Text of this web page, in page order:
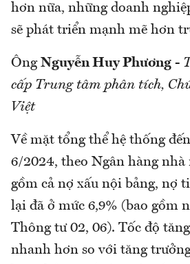
hơn nữa, những doanh
sẽ phát triển mạnh mẽ hơn
Ông Nguyễn Huy Phương -
cấp Trung tâm phân tích,
Việt
Về mặt tổng thể hệ thống
6/2024, theo Ngân hàng nhà
gồm cả nợ xấu nội bảng, nợ
lại đã ở mức 6,9% (bao gồm
Thông tư 02, 06). Tốc độ
nhanh hơn so với tăng